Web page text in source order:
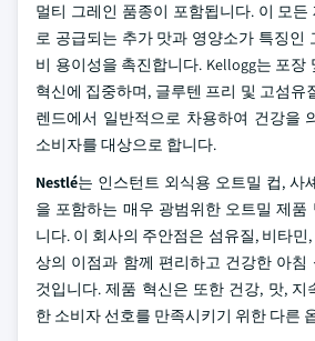
멀티 그레인 품종이 포함됩니다. 이 모
로 공급되는 추가 맛과 영양소가 특징인
비 용이성을 촉진합니다. Kellogg는 포장
혁신에 집중하며, 글루텐 프리 및 고섬유
렌드에서 일반적으로 차용하여 건강을
소비자를 대상으로 합니다.
Nestlé는 인스턴트 외식용 오트밀 컵, 사
을 포함하는 매우 광범위한 오트밀 제품
니다. 이 회사의 주안점은 섬유질, 비타
상의 이점과 함께 편리하고 건강한 아침
것입니다. 제품 혁신은 또한 건강, 맛,
한 소비자 선호를 만족시키기 위한 다른